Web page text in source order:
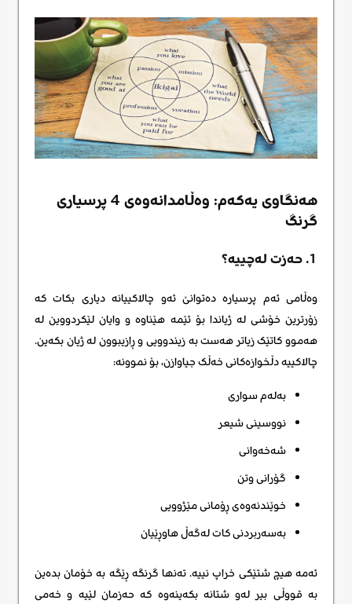
هەنگاوی یەکەم: وەڵامدانەوەی 4 پرسیاری
گرنگ
1. حەزت لەچییە؟
وەڵامی ئەم پرسیارە دەتوانێ ئەو چالاکییانە دیاری بکات کە
زۆرترین خۆشی لە ژیاندا بۆ ئێمە هێناوە و وایان لێکردووین لە
هەموو کاتێک زیاتر هەست بە زیندوویی و ڕازیبوون لە ژیان بکەین.
چالاکییە دڵخوازەکانی خەڵک جیاوازن، بۆ نموونە:
بەلەم سواری
نووسینی شیعر
شەخەوانی
گۆرانی وتن
خوێندنەوەی ڕۆمانی مێژوویی
بەسەربردنی کات لەگەڵ هاوڕێیان
ئەمە هیچ شتێکی خراپ نییە. تەنها گرنگە ڕێگە بە خۆمان بدەین
بە قووڵی بیر لەو شتانە بکەینەوە کە حەزمان لێیە و خەمی